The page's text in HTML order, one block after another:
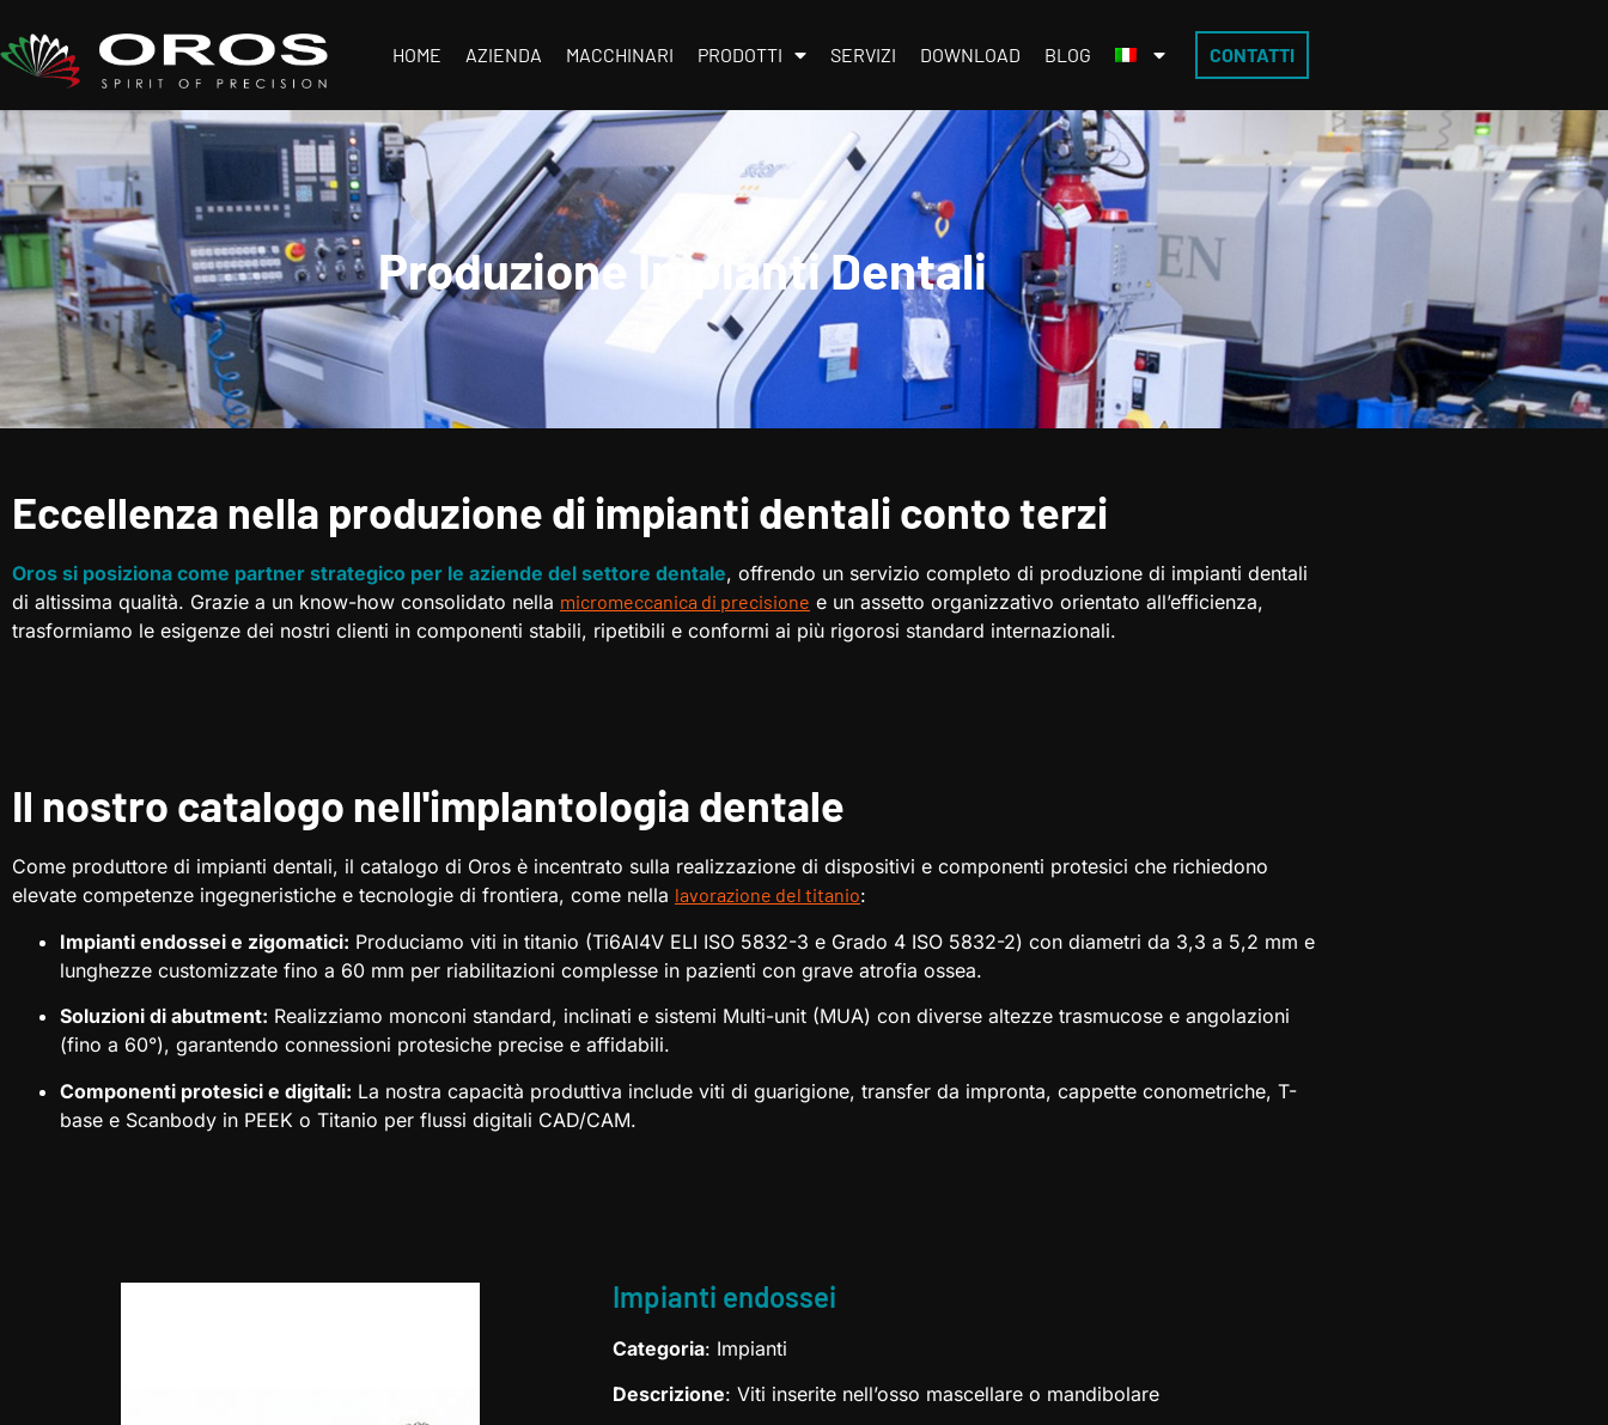
HOME AZIENDA MACCHINARI PRODOTTI SERVIZI DOWNLOAD BLOG CONTATTI
Produzione Impianti Dentali
Eccellenza nella produzione di impianti dentali conto terzi
Oros si posiziona come partner strategico per le aziende del settore dentale, offrendo un servizio completo di produzione di impianti dentali
di altissima qualità. Grazie a un know-how consolidato nella micromeccanica di precisione e un assetto organizzativo orientato all’efficienza,
trasformiamo le esigenze dei nostri clienti in componenti stabili, ripetibili e conformi ai più rigorosi standard internazionali.
Il nostro catalogo nell'implantologia dentale
Come produttore di impianti dentali, il catalogo di Oros è incentrato sulla realizzazione di dispositivi e componenti protesici che richiedono
elevate competenze ingegneristiche e tecnologie di frontiera, come nella lavorazione del titanio:
Impianti endossei e zigomatici: Produciamo viti in titanio (Ti6Al4V ELI ISO 5832-3 e Grado 4 ISO 5832-2) con diametri da 3,3 a 5,2 mm e
lunghezze customizzate fino a 60 mm per riabilitazioni complesse in pazienti con grave atrofia ossea.
Soluzioni di abutment: Realizziamo monconi standard, inclinati e sistemi Multi-unit (MUA) con diverse altezze trasmucose e angolazioni
(fino a 60°), garantendo connessioni protesiche precise e affidabili.
Componenti protesici e digitali: La nostra capacità produttiva include viti di guarigione, transfer da impronta, cappette conometriche, T-
base e Scanbody in PEEK o Titanio per flussi digitali CAD/CAM.
Impianti endossei
Categoria: Impianti
Descrizione: Viti inserite nell’osso mascellare o mandibolare